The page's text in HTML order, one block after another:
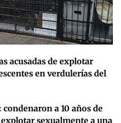
acusadas de explotar
en verdulerías del
a 10 años de
sexualmente a una